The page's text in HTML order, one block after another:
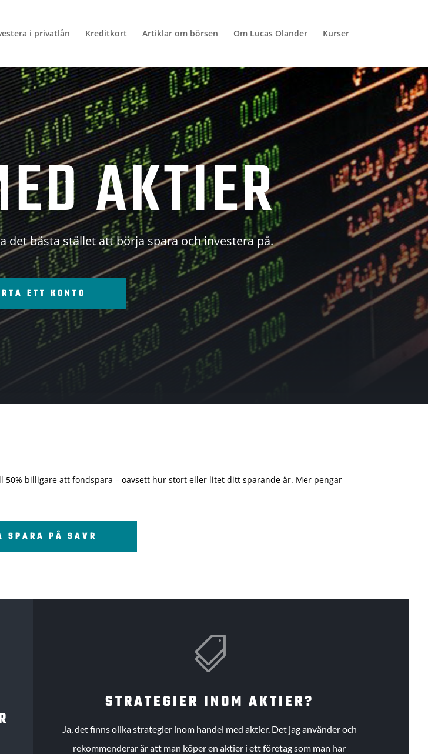
i privatlån Kreditkort Artiklar om börsen Om Lucas Olander Kurser
AKTIER
det bästa stället att börja spara och investera på.
ETT KONTO
billigare att fondspara – oavsett hur stort eller litet ditt sparande är. Mer pengar
SPARA PÅ SAVR

STRATEGIER INOM AKTIER?
Ja, det finns olika strategier inom handel med aktier. Det jag använder och
rekommenderar är att man köper en aktier i ett företag som man har